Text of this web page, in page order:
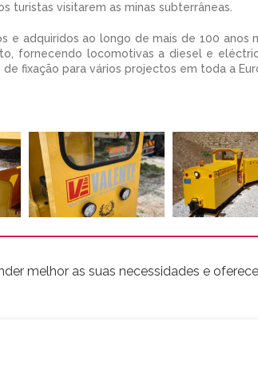
turistas visitarem as minas subterrâneas.
e adquiridos ao longo de mais de 100 anos
fornecendo locomotivas a diesel e
fixação para vários projectos em toda a
melhor as suas necessidades e